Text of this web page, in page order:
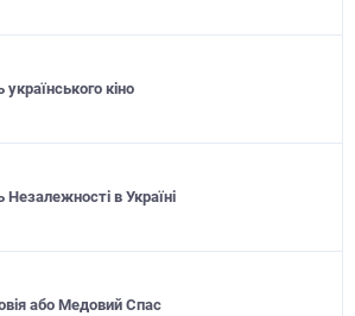
українського кіно
Незалежності в Україні
або Медовий Спас